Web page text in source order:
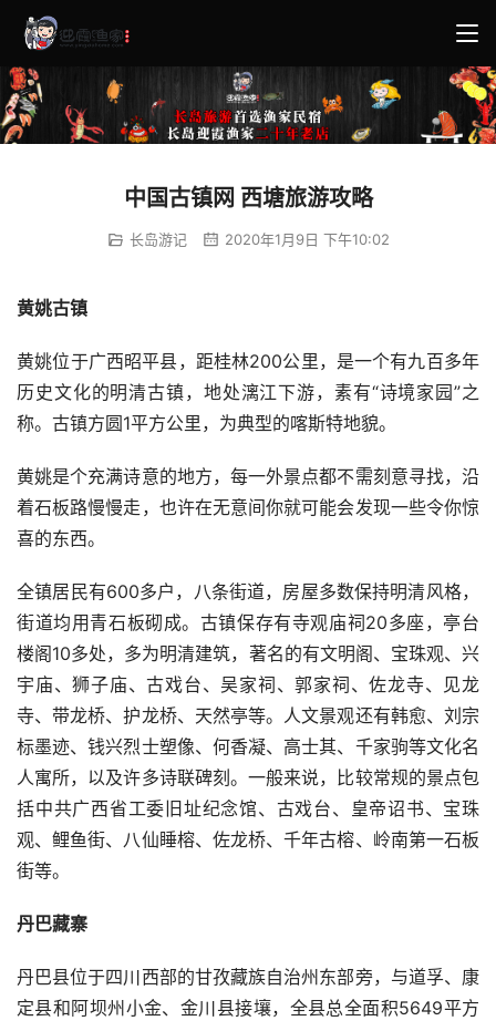
中国古镇网 西塘旅游攻略
长岛游记 2020年1月9日 下午10:02
黄姚古镇
黄姚位于广西昭平县，距桂林200公里，是一个有九百多年
历史文化的明清古镇，地处漓江下游，素有“诗境家园”之
称。古镇方圆1平方公里，为典型的喀斯特地貌。
黄姚是个充满诗意的地方，每一外景点都不需刻意寻找，沿
着石板路慢慢走，也许在无意间你就可能会发现一些令你惊
喜的东西。
全镇居民有600多户，八条街道，房屋多数保持明清风格，
街道均用青石板砌成。古镇保存有寺观庙祠20多座，亭台
楼阁10多处，多为明清建筑，著名的有文明阁、宝珠观、兴
宇庙、狮子庙、古戏台、吴家祠、郭家祠、佐龙寺、见龙
寺、带龙桥、护龙桥、天然亭等。人文景观还有韩愈、刘宗
标墨迹、钱兴烈士塑像、何香凝、高士其、千家驹等文化名
人寓所，以及许多诗联碑刻。一般来说，比较常规的景点包
括中共广西省工委旧址纪念馆、古戏台、皇帝诏书、宝珠
观、鲤鱼街、八仙睡榕、佐龙桥、千年古榕、岭南第一石板
街等。
丹巴藏寨
丹巴县位于四川西部的甘孜藏族自治州东部旁，与道孚、康
定县和阿坝州小金、金川县接壤，全县总全面积5649平方